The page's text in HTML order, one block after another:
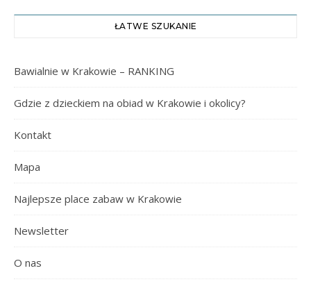
ŁATWE SZUKANIE
Bawialnie w Krakowie – RANKING
Gdzie z dzieckiem na obiad w Krakowie i okolicy?
Kontakt
Mapa
Najlepsze place zabaw w Krakowie
Newsletter
O nas